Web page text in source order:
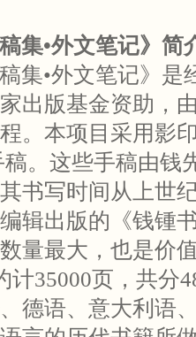
集•外文笔记》简
集•外文笔记》是
出版基金资助，
。本项目采用影
。这些手稿由钱
书写时间从上世
辑出版的《钱锺
量最大，也是价
计35000页，共分
德语、意大利语